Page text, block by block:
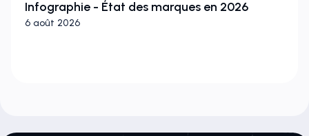
Infographie - État des marques en 2026
6 août 2026